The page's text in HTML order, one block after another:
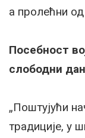
а пролећни
Посебност
слободни
„Поштујући
традиције, у